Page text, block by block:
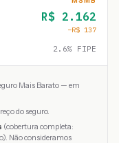
R$ 2.162
−R$ 137
2.6% FIPE
Mais Barato — em
do seguro.
(cobertura completa:
Não consideramos